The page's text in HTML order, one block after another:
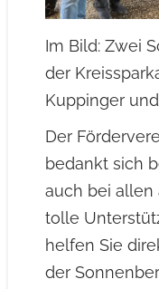
Im Bild: Zwei
der
Kuppinger
Der
bedankt sich
auch bei allen
tolle
helfen Sie
der